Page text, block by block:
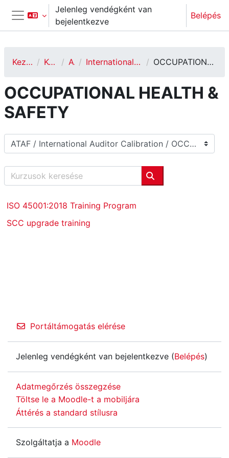
Tovább a fő tartalomhoz
Oldalpanel
Jelenleg vendégként van
bejelentkezve
Belépés
Kezdőoldal Kurzusok ATAF International Auditor Calibration OCCUPATIONAL HEALTH & SAFETY
OCCUPATIONAL HEALTH &
SAFETY
Kurzuskategóriák
Kurzusok keresése
Kurzusok keresése
ISO 45001:2018 Training Program
SCC upgrade training
Portáltámogatás elérése
Jelenleg vendégként van bejelentkezve (Belépés)
Adatmegőrzés összegzése
Töltse le a Moodle-t a mobiljára
Áttérés a standard stílusra
Szolgáltatja a Moodle